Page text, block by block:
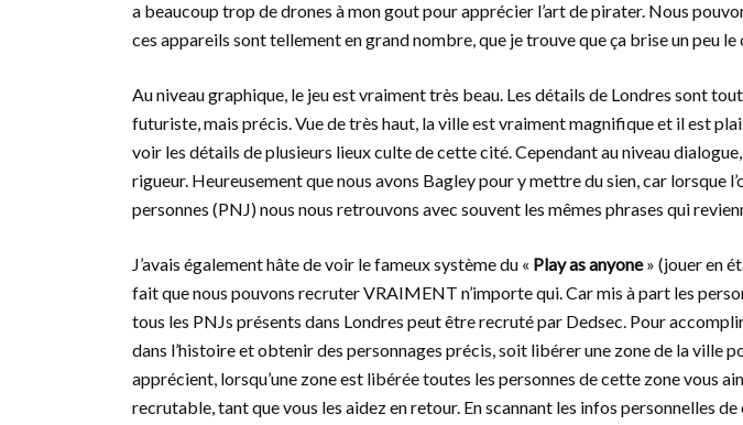
a beaucoup trop de drones à mon gout pour apprécier l’art de pirater. Nous
ces appareils sont tellement en grand nombre, que je trouve que ça brise un peu le
Au niveau graphique, le jeu est vraiment très beau. Les détails de Londres sont
futuriste, mais précis. Vue de très haut, la ville est vraiment magnifique et il est
voir les détails de plusieurs lieux culte de cette cité. Cependant au niveau
rigueur. Heureusement que nous avons Bagley pour y mettre du sien, car lorsque
personnes (PNJ) nous nous retrouvons avec souvent les mêmes phrases qui
J’avais également hâte de voir le fameux système du « Play as anyone» (jouer en
fait que nous pouvons recruter VRAIMENT n’importe qui. Car mis à part les
tous les PNJs présents dans Londres peut être recruté par Dedsec. Pour
dans l’histoire et obtenir des personnages précis, soit libérer une zone de la ville
apprécient, lorsqu’une zone est libérée toutes les personnes de cette zone vous
recrutable, tant que vous les aidez en retour. En scannant les infos personnelles